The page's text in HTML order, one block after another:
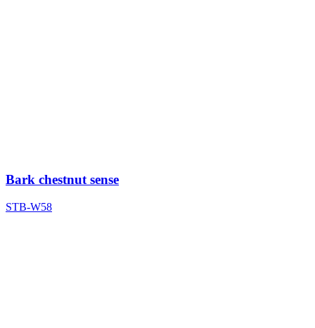
Bark chestnut sense
STB-W58